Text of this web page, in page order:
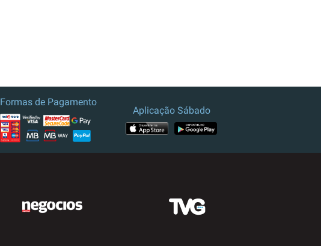
Formas de Pagamento
Aplicação Sábado